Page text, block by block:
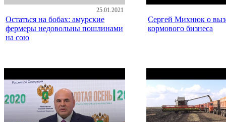
25.01.2021
Остаться на бобах: амурские
фермеры недовольны пошлинами
на сою
Сергей Михнюк о
кормового бизнеса